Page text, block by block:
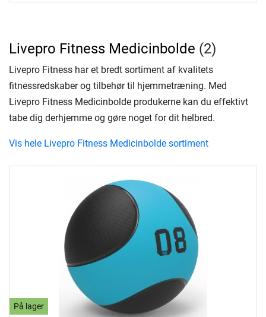
På lager
Livepro Fitness Medicinbolde (2)
Livepro Fitness har et bredt sortiment af kvalitets
fitnessredskaber og tilbehør til hjemmetræning. Med
Livepro Fitness Medicinbolde produkerne kan du effektivt
tabe dig derhjemme og gøre noget for dit helbred.
Vis hele Livepro Fitness Medicinbolde sortiment